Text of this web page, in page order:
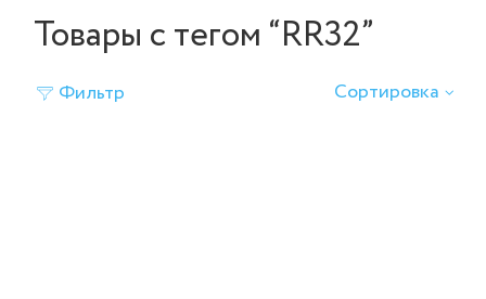
Товары с тегом “RR32”
Фильтр Сортировка